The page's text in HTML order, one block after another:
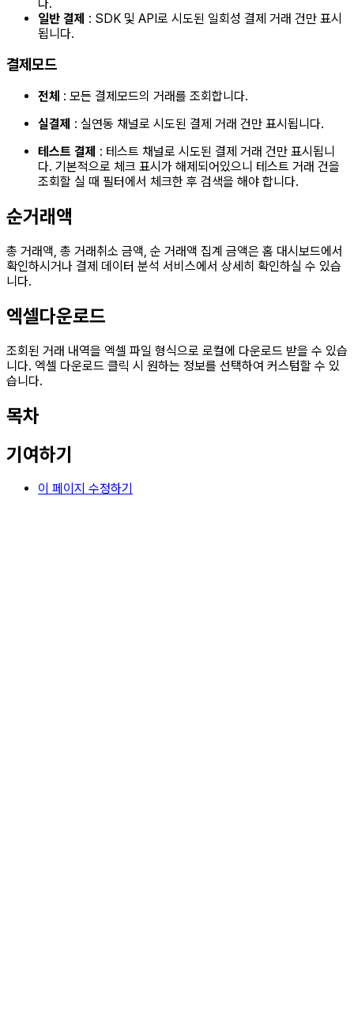
다.
일반 결제 : SDK 및 API로 시도된 일회성 결제 거래 건만 표시
됩니다.
결제모드
전체 : 모든 결제모드의 거래를 조회합니다.
실결제 : 실연동 채널로 시도된 결제 거래 건만 표시됩니다.
테스트 결제 : 테스트 채널로 시도된 결제 거래 건만 표시됩니
다. 기본적으로 체크 표시가 해제되어있으니 테스트 거래 건을
조회할 실 때 필터에서 체크한 후 검색을 해야 합니다.
순거래액
총 거래액, 총 거래취소 금액, 순 거래액 집계 금액은 홈 대시보드에서
확인하시거나 결제 데이터 분석 서비스에서 상세히 확인하실 수 있습
니다.
엑셀다운로드
조회된 거래 내역을 엑셀 파일 형식으로 로컬에 다운로드 받을 수 있습
니다. 엑셀 다운로드 클릭 시 원하는 정보를 선택하여 커스텀할 수 있
습니다.
목차
기여하기
이 페이지 수정하기